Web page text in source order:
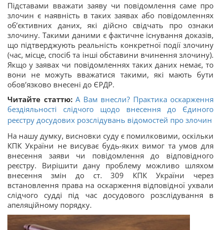
Підставами вважати заяву чи повідомлення саме про
злочин є наявність в таких заявах або повідомленнях
об’єктивних даних, які дійсно свідчать про ознаки
злочину. Такими даними є фактичне існування доказів,
що підтверджують реальність конкретної події злочину
(час, місце, спосіб та інші обставини вчинення злочину).
Якщо у заявах чи повідомленнях таких даних немає, то
вони не можуть вважатися такими, які мають бути
обов’язково внесені до ЄРДР.
Читайте статтю: А Вам внесли? Практика оскарження
бездіяльності слідчого щодо внесення до Єдиного
реєстру досудових розслідувань відомостей про злочин
На нашу думку, висновки суду є помилковими, оскільки
КПК України не висуває будь-яких вимог та умов для
внесення заяви чи повідомлення до відповідного
реєстру. Вирішити дану проблему можливо шляхом
внесення змін до ст. 309 КПК України через
встановлення права на оскарження відповідної ухвали
слідчого судді під час досудового розслідування в
апеляційному порядку.